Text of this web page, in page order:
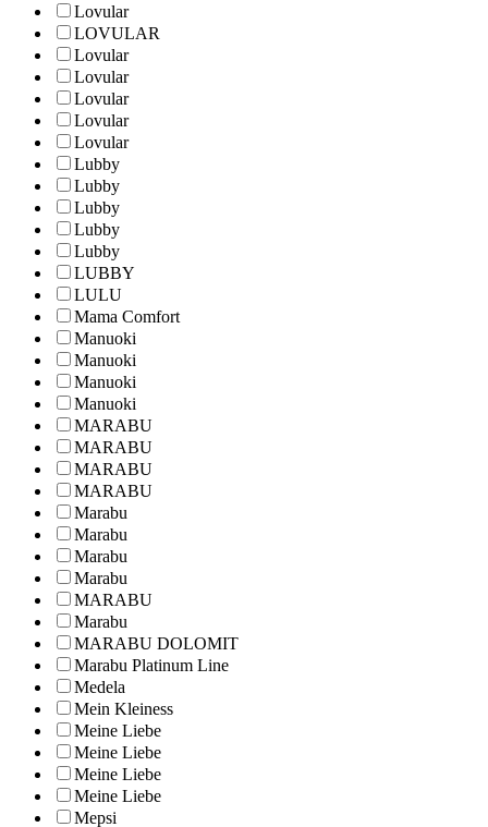
Lovular
LOVULAR
Lovular
Lovular
Lovular
Lovular
Lovular
Lubby
Lubby
Lubby
Lubby
Lubby
LUBBY
LULU
Mama Comfort
Manuoki
Manuoki
Manuoki
Manuoki
MARABU
MARABU
MARABU
MARABU
Marabu
Marabu
Marabu
Marabu
MARABU
Marabu
MARABU DOLOMIT
Marabu Platinum Line
Medela
Mein Kleiness
Meine Liebe
Meine Liebe
Meine Liebe
Meine Liebe
Mepsi